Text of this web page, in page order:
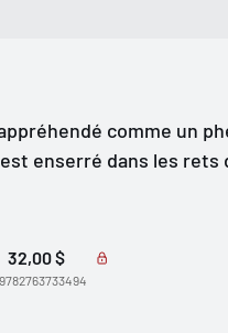
comme un
enserré dans les rets
32,00 $